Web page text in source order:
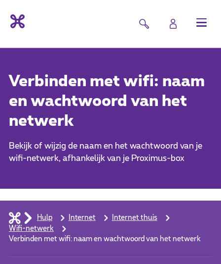
Verbinden met wifi: naam
en wachtwoord van het
netwerk
Bekijk of wijzig de naam en het wachtwoord van je
wifi-netwerk, afhankelijk van je Proximus-box
Hulp Internet
Internet thuis
Wifi-netwerk
Verbinden met wifi: naam en wachtwoord van het netwerk